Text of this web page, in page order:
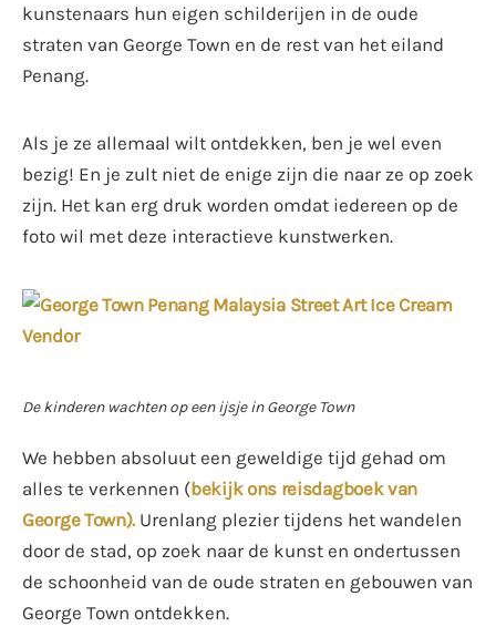
kunstenaars hun eigen schilderijen in de oude
straten van George Town en de rest van het eiland
Penang.
Als je ze allemaal wilt ontdekken, ben je wel even
bezig! En je zult niet de enige zijn die naar ze op zoek
zijn. Het kan erg druk worden omdat iedereen op de
foto wil met deze interactieve kunstwerken.
De kinderen wachten op een ijsje in George Town
We hebben absoluut een geweldige tijd gehad om
alles te verkennen (bekijk ons ​​reisdagboek van
George Town). Urenlang plezier tijdens het wandelen
door de stad, op zoek naar de kunst en ondertussen
de schoonheid van de oude straten en gebouwen van
George Town ontdekken.